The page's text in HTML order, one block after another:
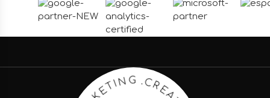
C REATIV
NG .